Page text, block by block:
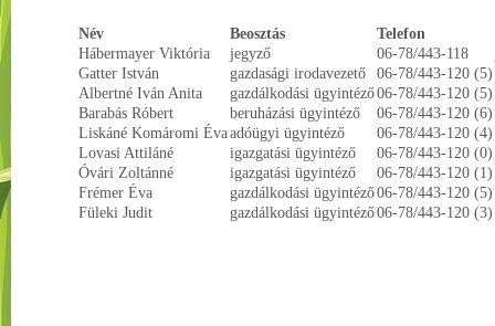
Név Beosztás Telefon
Hábermayer Viktória
jegyző 06-78/443-118
Gatter István
gazdasági irodavezető 06-78/443-120 (5)
Albertné Iván Anita
gazdálkodási ügyintéző06-78/443-120 (5)
Barabás Róbert
beruházási ügyintéző 06-78/443-120 (6)
Liskáné Komáromi Évaadóügyi ügyintéző 06-78/443-120 (4)
Lovasi Attiláné
igazgatási ügyintéző 06-78/443-120 (0)
Óvári Zoltánné
igazgatási ügyintéző 06-78/443-120 (1)
Frémer Éva
gazdálkodási ügyintéző06-78/443-120 (5)
Füleki Judit
gazdálkodási ügyintéző06-78/443-120 (3)